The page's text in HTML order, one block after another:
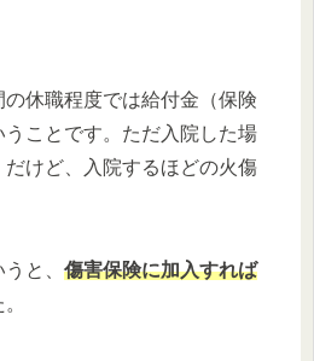
休職程度では給付金（保険
ことです。ただ入院した場
けど、入院するほどの火傷
と、 傷害保険に加入すれば